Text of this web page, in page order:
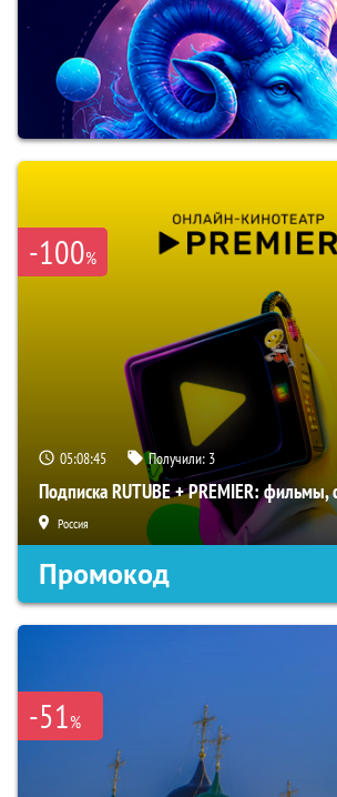
-100%
05:08:44 Получили: 3
Подписка RUTUBE + PREMIER:
Россия
Промокод
-51%